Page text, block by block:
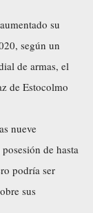
su
según un
de armas, el
de Estocolmo
nueve
de hasta
podría ser
sus